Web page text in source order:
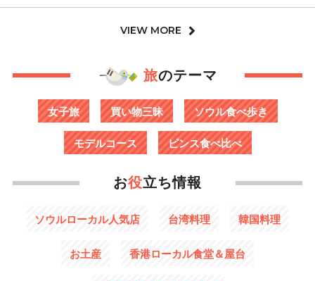
VIEW MORE
旅のテーマ
女子旅 買い物三昧 ソウル食べ歩き
モデルコース ピンス食べ比べ
お役立ち情報
ソウルローカル人気店 台湾料理 韓国料理
お土産 香港ローカル食堂＆屋台